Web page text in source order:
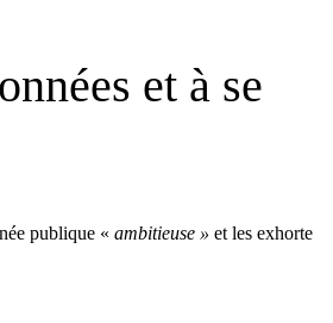
et à se
publique « ambitieuse » et les exhorte